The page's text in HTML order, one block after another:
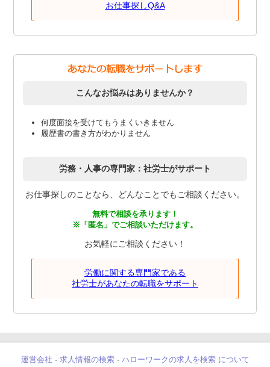
お仕事探しQ&A
こんなお悩みはありませんか？
何度面接を受けてもうまくいきません
履歴書の書き方がわかりません
労務・人事の専門家：社労士がサポート
お仕事探しのことなら、どんなことでもご相談ください。
無料で相談を承ります！
※「匿名」でご相談いただけます。
お気軽にご相談ください！
労働に関する専門家である
社労士があなたの転職をサポート
運営会社 - 求人情報の検索- ハローワークの求人を検索 について